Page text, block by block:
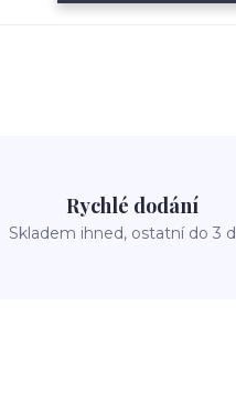
Rychlé dodání
Skladem ihned, ostatní do 3